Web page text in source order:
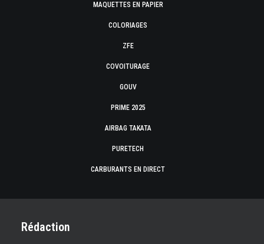
MAQUETTES EN PAPIER
COLORIAGES
ZFE
COVOITURAGE
GOUV
PRIME 2025
AIRBAG TAKATA
PURETECH
CARBURANTS EN DIRECT
Rédaction